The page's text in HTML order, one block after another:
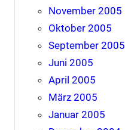
November 2005
Oktober 2005
September 2005
Juni 2005
April 2005
März 2005
Januar 2005